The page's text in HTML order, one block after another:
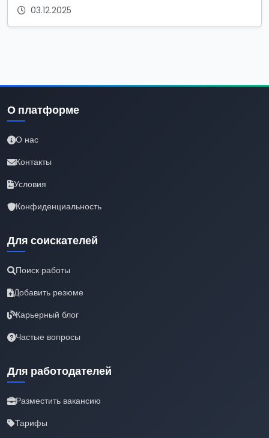
03.12.2025
О платформе
О нас
Контакты
Условия
Конфиденциальность
Для соискателей
Поиск работы
Добавить резюме
Карьерный блог
Частые вопросы
Для работодателей
Разместить вакансию
Тарифы